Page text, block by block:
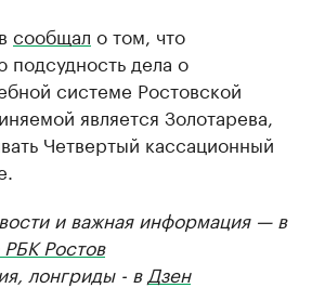
сообщал о том, что
подсудность дела о
системе Ростовской
является Золотарева,
Четвертый кассационный
и важная информация — в
Ростов
лонгриды - в Дзен